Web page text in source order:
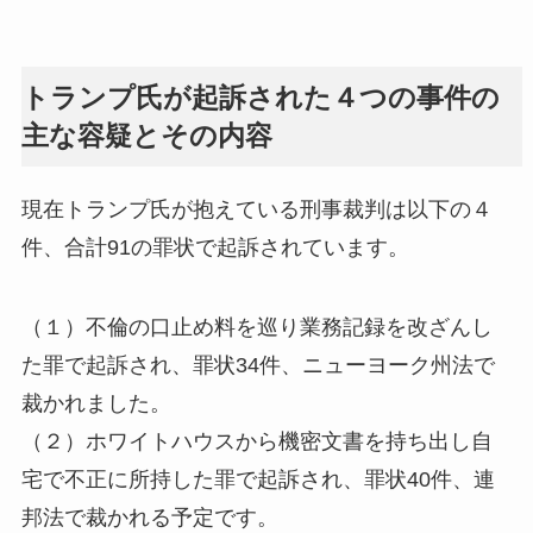
トランプ氏が起訴された４つの事件の
主な容疑とその内容
現在トランプ氏が抱えている刑事裁判は以下の４
件、合計91の罪状で起訴されています。
（１）不倫の口止め料を巡り業務記録を改ざんし
た罪で起訴され、罪状34件、ニューヨーク州法で
裁かれました。
（２）ホワイトハウスから機密文書を持ち出し自
宅で不正に所持した罪で起訴され、罪状40件、連
邦法で裁かれる予定です。